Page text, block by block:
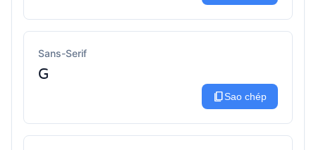
Sans-Serif
𝖦
content_copySao chép